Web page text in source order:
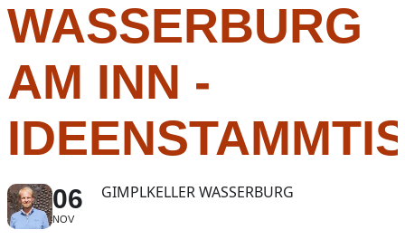
WASSERBURG
AM INN -
06
NOV
GIMPLKELLER WASSERBURG